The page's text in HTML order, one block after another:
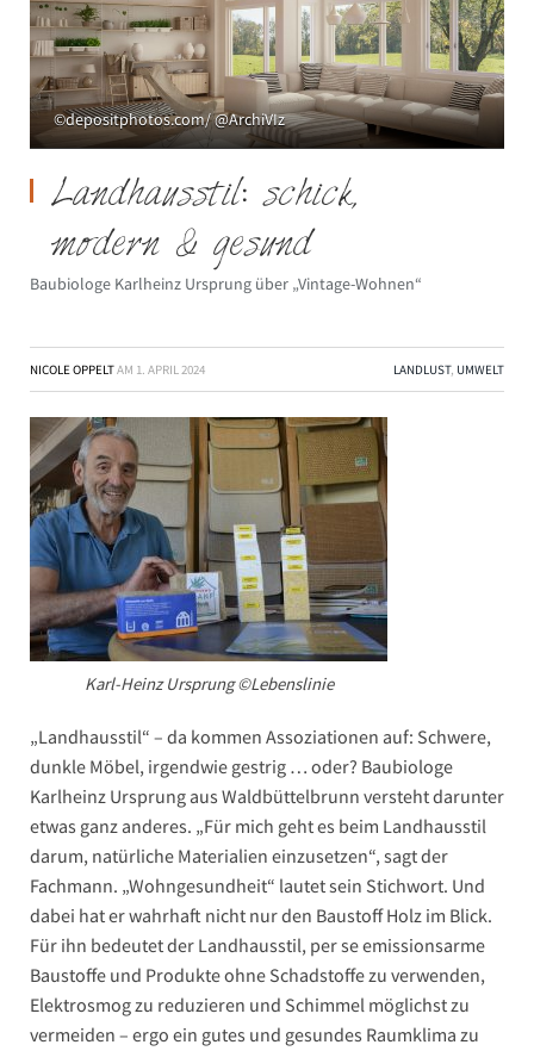
©depositphotos.com/ @ArchiVIz
Landhausstil: schick,
modern & gesund
Baubiologe Karlheinz Ursprung über „Vintage-Wohnen“
NICOLE OPPELTAM 1. APRIL 2024 LANDLUST, UMWELT
Karl-Heinz Ursprung ©Lebenslinie
„Landhausstil“ – da kommen Assoziationen auf: Schwere,
dunkle Möbel, irgendwie gestrig … oder? Baubiologe
Karlheinz Ursprung aus Waldbüttelbrunn versteht darunter
etwas ganz anderes. „Für mich geht es beim Landhausstil
darum, natürliche Materialien einzusetzen“, sagt der
Fachmann. „Wohngesundheit“ lautet sein Stichwort. Und
dabei hat er wahrhaft nicht nur den Baustoff Holz im Blick.
Für ihn bedeutet der Landhausstil, per se emissionsarme
Baustoffe und Produkte ohne Schadstoffe zu verwenden,
Elektrosmog zu reduzieren und Schimmel möglichst zu
vermeiden – ergo ein gutes und gesundes Raumklima zu